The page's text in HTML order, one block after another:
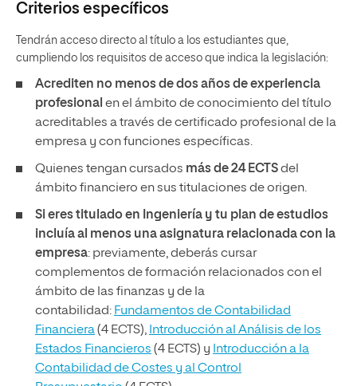
Criterios específicos
Tendrán acceso directo al título a los estudiantes que,
cumpliendo los requisitos de acceso que indica la legislación:
Acrediten no menos de dos años de experiencia
profesional en el ámbito de conocimiento del título
acreditables a través de certificado profesional de la
empresa y con funciones específicas.
Quienes tengan cursados más de 24 ECTSdel
ámbito financiero en sus titulaciones de origen.
Si eres titulado en Ingeniería y tu plan de estudios
incluía al menos una asignatura relacionada con la
empresa: previamente, deberás cursar
complementos de formación relacionados con el
ámbito de las finanzas y de la
contabilidad: Fundamentos de Contabilidad
Financiera(4 ECTS), Introducción al Análisis de los
Estados Financieros (4 ECTS) y Introducción a la
Contabilidad de Costes y al Control